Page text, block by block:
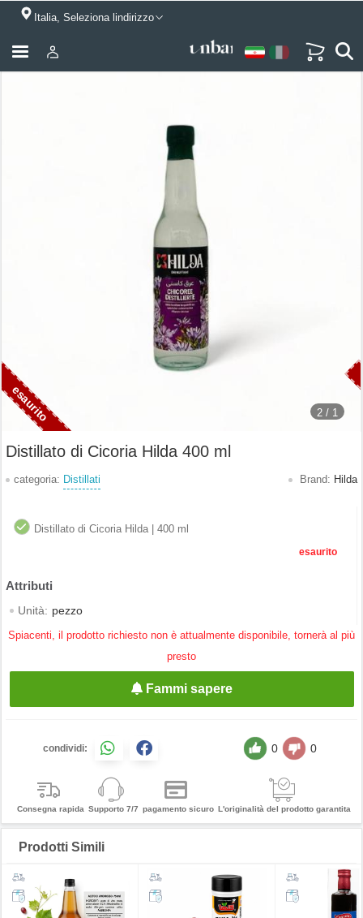
Italia, Seleziona lindirizzo
2 / 1
Distillato di Cicoria Hilda 400 ml
categoria: Distillati Brand: Hilda
Distillato di Cicoria Hilda | 400 ml
esaurito
Unità: pezzo
Spiacenti, il prodotto richiesto non è attualmente disponibile, tornerà al più
presto
Fammi sapere
condividi: 0 0
Consegna rapida Supporto 7/7 pagamento sicuro L'originalità del prodotto garantita
Prodotti Simili